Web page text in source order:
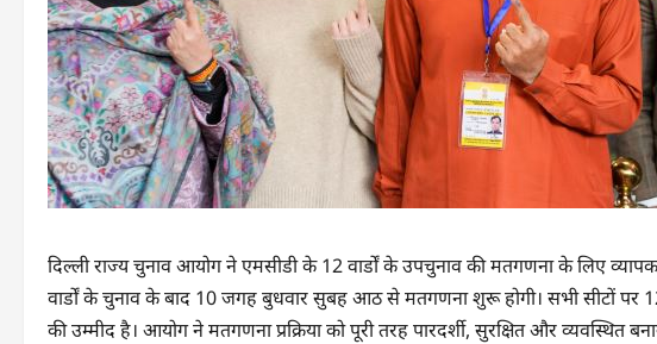
दिल्ली राज्य चुनाव आयोग ने एमसीडी के 12 वार्डों के उपचुनाव की मतगणना के लिए
वार्डों के चुनाव के बाद 10 जगह बुधवार सुबह आठ से मतगणना शुरू होगी। सभी सीटों
की उम्मीद है। आयोग ने मतगणना प्रक्रिया को पूरी तरह पारदर्शी, सुरक्षित और